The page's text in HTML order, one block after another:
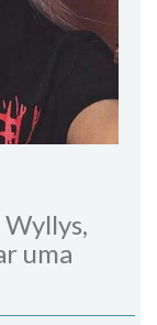
Wyllys,
uma